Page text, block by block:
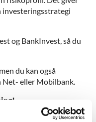
investeringsstrategi
og BankInvest, så du
du kan også
eller Mobilbank.